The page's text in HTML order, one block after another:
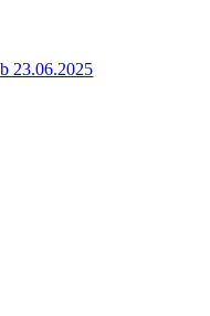
23.06.2025